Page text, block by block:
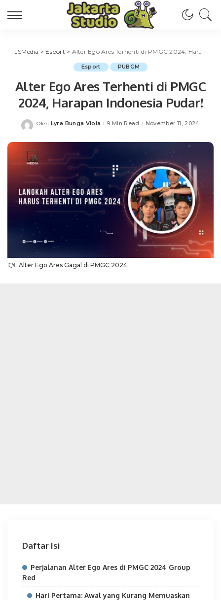
JSMedia > Esport > Alter Ego Ares Terhenti di PMGC 2024, Harapan Indonesia Pudar!
Esport PUBGM
Alter Ego Ares Terhenti di PMGC
2024, Harapan Indonesia Pudar!
Posted
Oleh Lyra Bunga Viola 9 Min Read November 11, 2024
Alter Ego Ares Gagal di PMGC 2024
Daftar Isi
Perjalanan Alter Ego Ares di PMGC 2024 Group
Red
Hari Pertama: Awal yang Kurang Memuaskan